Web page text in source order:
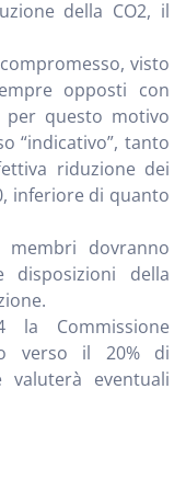
della CO2, il
visto
opposti con
per questo motivo
“indicativo”, tanto
riduzione dei
inferiore di quanto
dovranno
della
la Commissione
verso il 20% di
valuterà eventuali